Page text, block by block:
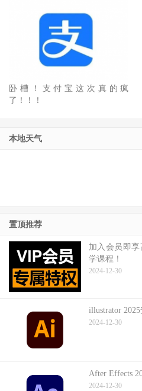
卧槽！支付宝这次真的疯
了！！！
本地天气
置顶推荐
加入会员即
学课程！
2024-12-30
illustrator
2024-12-30
After Effects
2024-12-30